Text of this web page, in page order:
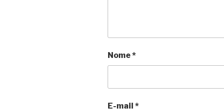
Nome*
E-mail *